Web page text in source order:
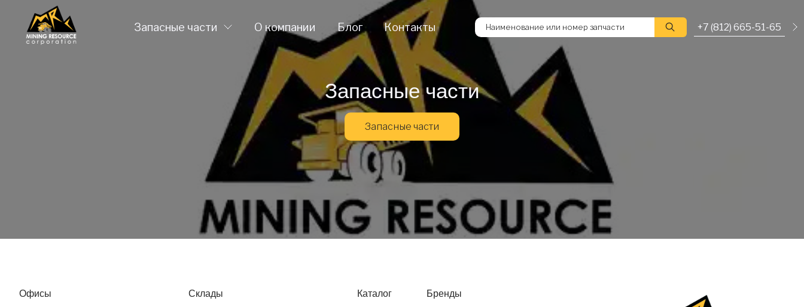
Запасные части О компании Блог Контакты Наименование или номер запчасти +7 (812) 665-51-65
Запасные части
Запасные части
Офисы Склады Каталог Бренды